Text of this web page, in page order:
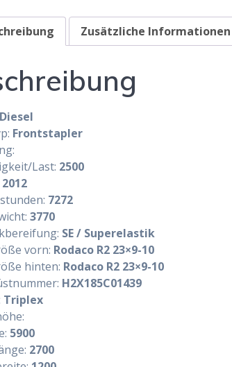
Zusätzliche Informationen
Diesel
Frontstapler
Last: 2500
2012
7272
3770
SE / Superelastik
vorn: Rodaco R2 23×9-10
hinten: Rodaco R2 23×9-10
H2X185C01439
Triplex
5900
2700